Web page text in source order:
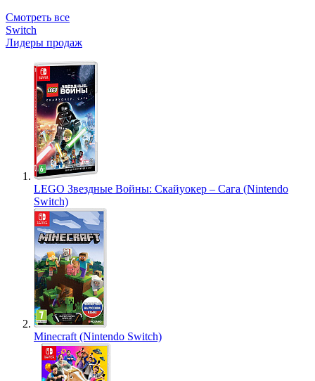
Смотреть все
Switch
Лидеры продаж
LEGO Звездные Войны: Скайуокер – Сага (Nintendo
Switch)
Minecraft (Nintendo Switch)